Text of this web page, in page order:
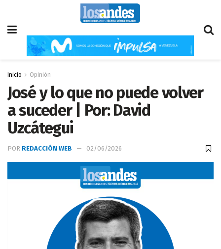
Inicio Opinión
José y lo que no puede volver
a suceder | Por: David
Uzcátegui
POR REDACCIÓN WEB 02/06/2026